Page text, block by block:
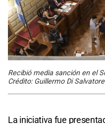
Recibió media sanción en el
Crédito: Guillermo Di Salvatore
La iniciativa fue